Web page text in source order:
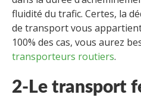
fluidité du trafic. Certes, la
de transport vous
100% des cas, vous aurez
transporteurs routiers.
2-Le transport